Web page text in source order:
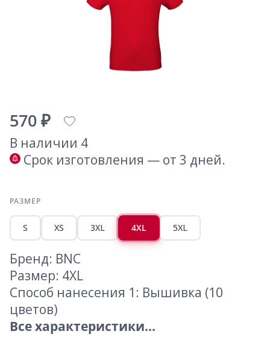
570 ₽
В наличии 4
Срок изготовления — от 3 дней.
РАЗМЕР
S XS 3XL 4XL 5XL
Бренд: BNC
Размер: 4XL
Способ нанесения 1: Вышивка (10
цветов)
Все характеристики...